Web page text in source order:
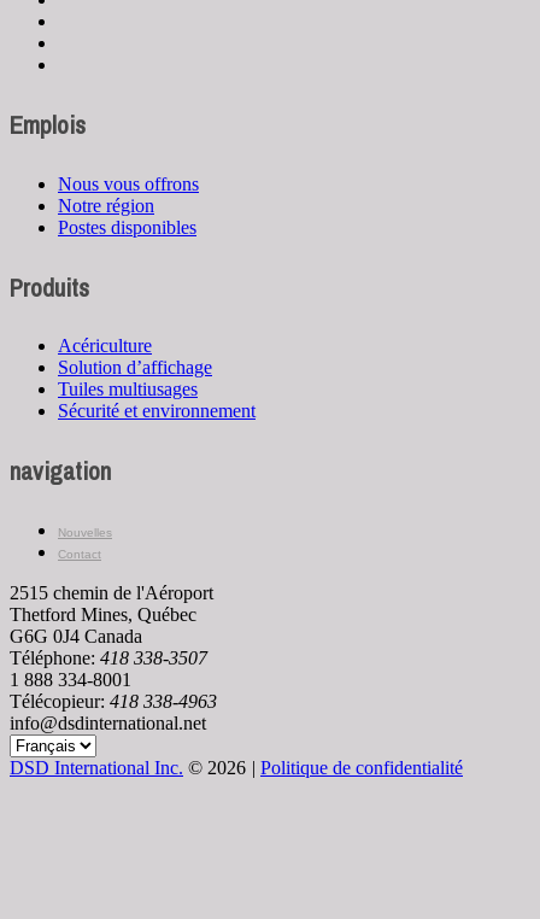
Emplois
Nous vous offrons
Notre région
Postes disponibles
Produits
Acériculture
Solution d’affichage
Tuiles multiusages
Sécurité et environnement
navigation
Nouvelles
Contact
2515 chemin de l'Aéroport
Thetford Mines, Québec
G6G 0J4 Canada
Téléphone: 418 338-3507
1 888 334-8001
Télécopieur: 418 338-4963
info@dsdinternational.net
DSD International Inc. © 2026 | Politique de confidentialité